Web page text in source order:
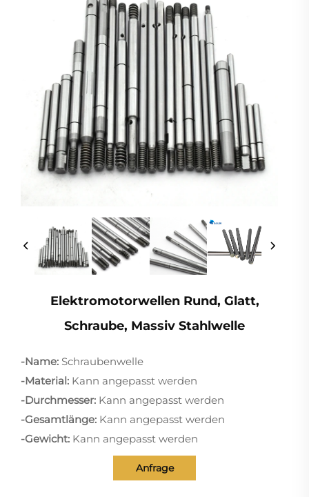
Elektromotorwellen Rund, Glatt,
Schraube, Massiv Stahlwelle
-Name: Schraubenwelle
-Material: Kann angepasst werden
-Durchmesser: Kann angepasst werden
-Gesamtlänge: Kann angepasst werden
-Gewicht: Kann angepasst werden
Anfrage